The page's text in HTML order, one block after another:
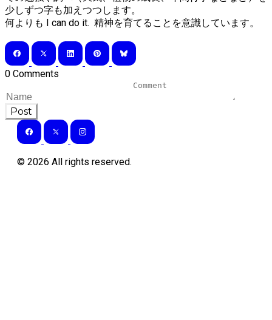
少しずつ字も加えつつします。
何よりも I can do it. 精神を育てることを意識しています。
0 Comments
Post
© 2026 All rights reserved.